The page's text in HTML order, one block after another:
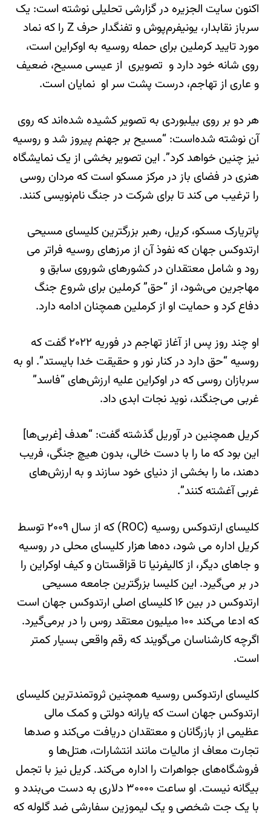
اکنون سایت الجزیره در گزارشی تحلیلی نوشته است: یک
سرباز نقابدار، یونیفرم‌پوش و تفنگدار حرف Z را که نماد
مورد تایید کرملین برای حمله روسیه به اوکراین است،
روی شانه خود دارد و تصویری از عیسی مسیح، ضعیف
و عاری از تهاجم، درست پشت سر او نمایان است.
هر دو بر روی بیلبوردی به تصویر کشیده شده‌اند که روی
آن نوشته شده‌است: “مسیح بر جهنم پیروز شد و روسیه
نیز چنین خواهد کرد”. این تصویر بخشی از یک نمایشگاه
هنری در فضای باز در مرکز مسکو است که مردان روسی
را ترغیب می کند تا برای شرکت در جنگ نام‌نویسی کنند.
پاتریارک مسکو، کریل، رهبر بزرگترین کلیسای مسیحی
ارتدوکس جهان که نفوذ آن از مرزهای روسیه فراتر می
رود و شامل معتقدان در کشورهای شوروی سابق و
مهاجرین می‌شود، از “حق” کرملین برای شروع جنگ
دفاع کرد و حمایت او از کرملین همچنان ادامه دارد.
او چند روز پس از آغاز تهاجم در فوریه ۲۰۲۲ گفت که
روسیه “حق دارد در کنار نور و حقیقت خدا بایستد”. او به
سربازان روسی که در اوکراین علیه ارزش‌های “فاسد”
غربی می‌جنگند، نوید نجات ابدی داد.
کریل همچنین در آوریل گذشته گفت: “هدف [غربی‌ها]
این بود که ما را با دست خالی، بدون هیچ جنگی، فریب
دهند، ما را بخشی از دنیای خود سازند و به ارزش‌های
غربی آغشته کنند”.
کلیسای ارتدوکس روسیه (ROC) که از سال ۲۰۰۹ توسط
کریل اداره می شود، ده‌ها هزار کلیسای محلی در روسیه
و جاهای دیگر، از کالیفرنیا تا قزاقستان و کیف اوکراین را
در بر می‌گیرد. این کلیسا بزرگترین جامعه مسیحی
ارتدوکس در بین ۱۶ کلیسای اصلی ارتدوکس جهان است
که ادعا می‌کند ۱۰۰ میلیون معتقد روس را در بر‌می‌گیرد.
اگرچه کارشناسان می‌گویند که رقم واقعی بسیار کمتر
است.
کلیسای ارتدوکس روسیه همچنین ثروتمندترین کلیسای
ارتدوکس جهان است که یارانه دولتی و کمک مالی
عظیمی از بازرگانان و معتقدان دریافت می‌کند و صدها
تجارت معاف از مالیات مانند انتشارات، هتل‌ها و
فروشگاه‌های جواهرات را اداره می‌کند. کریل نیز با تجمل
بیگانه نیست. او ساعت ۳۰۰۰۰ دلاری به دست می‌بندد و
با یک جت شخصی و یک لیموزین سفارشی ضد گلوله که